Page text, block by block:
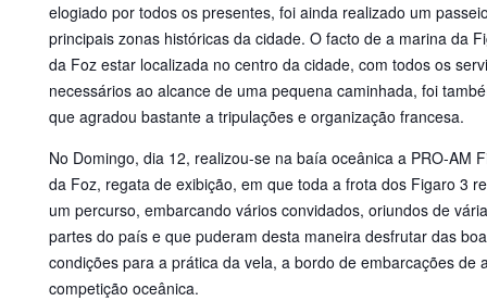
elogiado por todos os presentes, foi ainda realizado um
principais zonas históricas da cidade. O facto de a marina da
da Foz estar localizada no centro da cidade, com todos os
necessários ao alcance de uma pequena caminhada, foi
que agradou bastante a tripulações e organização francesa.
No Domingo, dia 12, realizou-se na baía oceânica a PRO-AM
da Foz, regata de exibição, em que toda a frota dos Figaro 3
um percurso, embarcando vários convidados, oriundos de
partes do país e que puderam desta maneira desfrutar das
condições para a prática da vela, a bordo de embarcações de
competição oceânica.